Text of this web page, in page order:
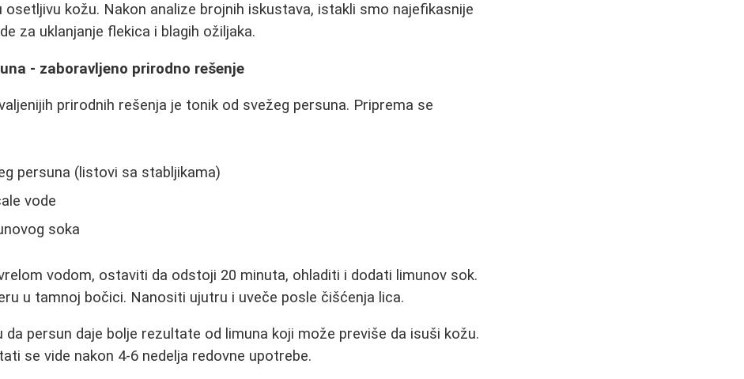
osetljivu kožu. Nakon analize brojnih iskustava, istakli smo najefikasnije
za uklanjanje flekica i blagih ožiljaka.
- zaboravljeno prirodno rešenje
prirodnih rešenja je tonik od svežeg persuna. Priprema se
persuna (listovi sa stabljikama)
vode
soka
vodom, ostaviti da odstoji 20 minuta, ohladiti i dodati limunov sok.
u tamnoj bočici. Nanositi ujutru i uveče posle čišćenja lica.
da persun daje bolje rezultate od limuna koji može previše da isuši kožu.
se vide nakon 4-6 nedelja redovne upotrebe.